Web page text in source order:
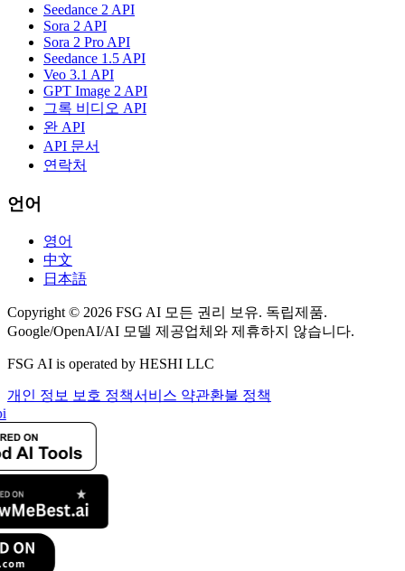
Seedance 2 API
Sora 2 API
Sora 2 Pro API
Seedance 1.5 API
Veo 3.1 API
GPT Image 2 API
그록 비디오 API
완 API
API 문서
연락처
언어
영어
中文
日本語
Copyright © 2026 FSG AI 모든 권리 보유. 독립제품.
Google/OpenAI/AI 모델 제공업체와 제휴하지 않습니다.
FSG AI is operated by HESHI LLC
개인 정보 보호 정책서비스 약관환불 정책